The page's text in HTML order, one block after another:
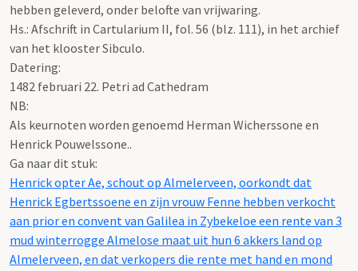
hebben geleverd, onder belofte van vrijwaring.
Hs.: Afschrift in Cartularium II, fol. 56 (blz. 111), in het archief
van het klooster Sibculo.
Datering:
1482 februari 22. Petri ad Cathedram
NB:
Als keurnoten worden genoemd Herman Wicherssone en
Henrick Pouwelssone..
Ga naar dit stuk:
Henrick opter Ae, schout op Almelerveen, oorkondt dat
Henrick Egbertssoene en zijn vrouw Fenne hebben verkocht
aan prior en convent van Galilea in Zybekeloe een rente van 3
mud winterrogge Almelose maat uit hun 6 akkers land op
Almelerveen, en dat verkopers die rente met hand en mond